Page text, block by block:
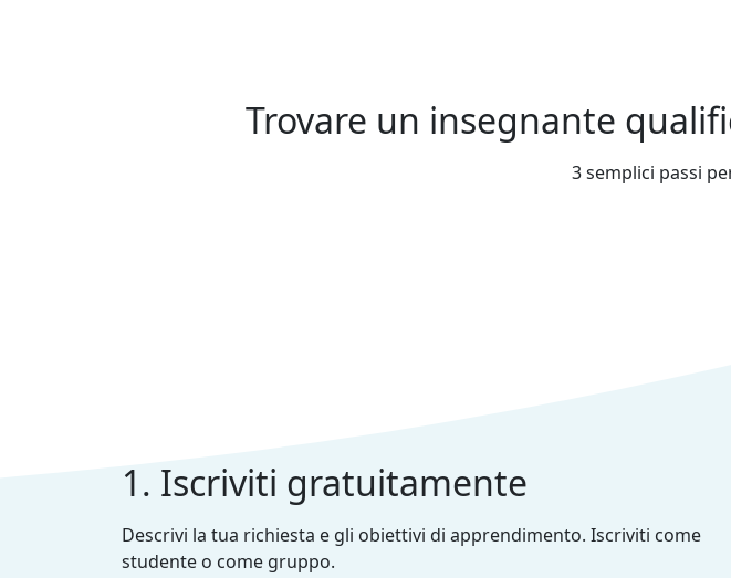
Trovare un insegnante
3 semplici passi
1. Iscriviti gratuitamente
Descrivi la tua richiesta e gli obiettivi di apprendimento. Iscriviti come
studente o come gruppo.